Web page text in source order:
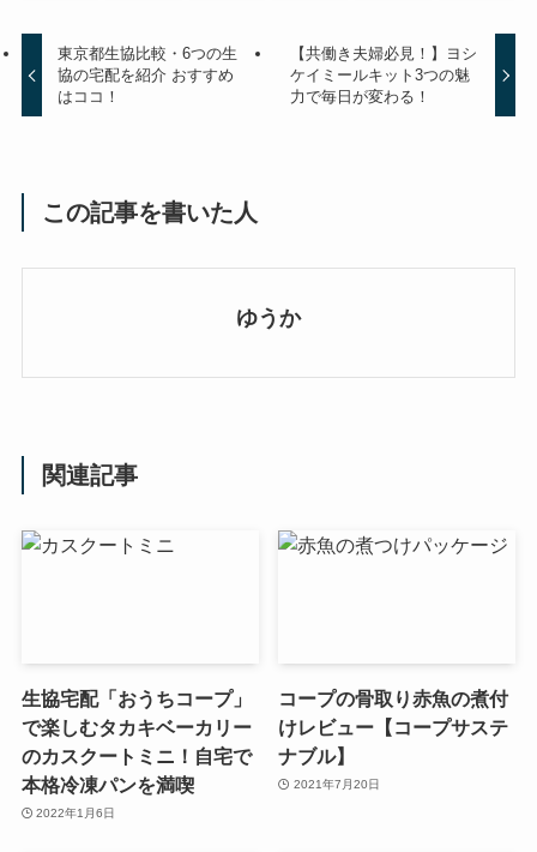
東京都生協比較・6つの生
協の宅配を紹介 おすすめ
はココ！
【共働き夫婦必見！】ヨシ
ケイミールキット3つの魅
力で毎日が変わる！
この記事を書いた人
ゆうか
関連記事
生協宅配「おうちコープ」
で楽しむタカキベーカリー
のカスクートミニ！自宅で
本格冷凍パンを満喫
2022年1月6日
コープの骨取り赤魚の煮付
けレビュー【コープサステ
ナブル】
2021年7月20日